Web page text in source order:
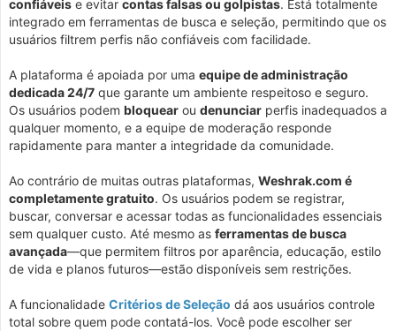
confiáveis e evitar contas falsas ou golpistas. Está totalmente
integrado em ferramentas de busca e seleção, permitindo que os
usuários filtrem perfis não confiáveis com facilidade.
A plataforma é apoiada por uma equipe de administração
dedicada 24/7 que garante um ambiente respeitoso e seguro.
Os usuários podem bloquear ou denunciar perfis inadequados a
qualquer momento, e a equipe de moderação responde
rapidamente para manter a integridade da comunidade.
Ao contrário de muitas outras plataformas, Weshrak.com é
completamente gratuito. Os usuários podem se registrar,
buscar, conversar e acessar todas as funcionalidades essenciais
sem qualquer custo. Até mesmo as ferramentas de busca
avançada—que permitem filtros por aparência, educação, estilo
de vida e planos futuros—estão disponíveis sem restrições.
A funcionalidade Critérios de Seleção dá aos usuários controle
total sobre quem pode contatá-los. Você pode escolher ser